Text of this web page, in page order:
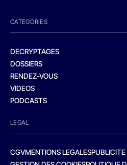
CATEGORIES
DECRYPTAGES
DOSSIERS
RENDEZ-VOUS
VIDEOS
PODCASTS
LEGAL
CGVMENTIONS LEGALES